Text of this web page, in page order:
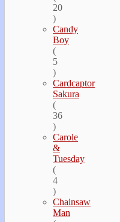
20
)
Candy
Boy
(
5
)
Cardcaptor
Sakura
(
36
)
Carole
&
Tuesday
(
4
)
Chainsaw
Man